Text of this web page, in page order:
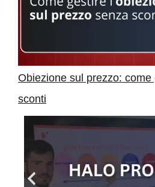
Obiezione sul prezzo: come
sconti